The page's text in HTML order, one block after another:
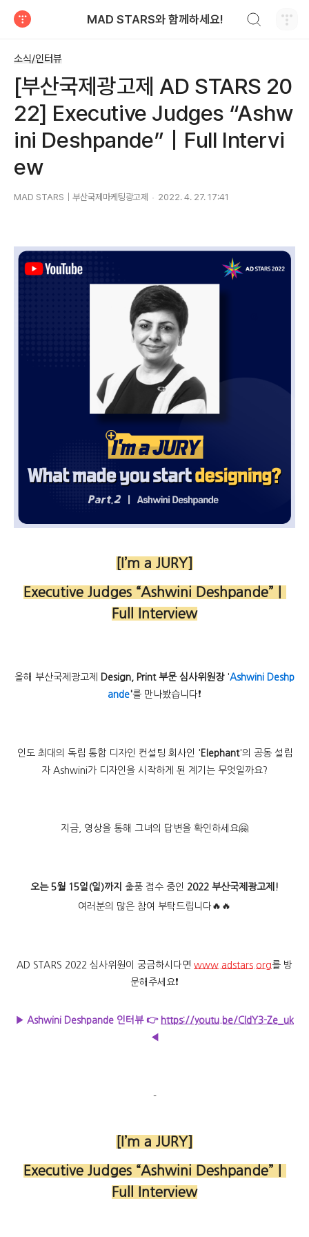
MAD STARS와 함께하세요!
소식/인터뷰
[부산국제광고제 AD STARS 20
22] Executive Judges “Ashw
ini Deshpande”｜Full Intervi
ew
MAD STARS｜부산국제마케팅광고제 2022. 4. 27. 17:41
[I’m a JURY]
Executive Judges “Ashwini Deshpande”｜
Full Interview
올해 부산국제광고제 Design, Print 부문 심사위원장'Ashwini Deshp
ande'를 만나봤습니다❗
인도 최대의 독립 통합 디자인 컨설팅 회사인 ' Elephant'의 공동 설립
자 Ashwini가 디자인을 시작하게 된 계기는 무엇일까요?
지금, 영상을 통해 그녀의 답변을 확인하세요🤗
오는 5월 15일(일)까지 출품 접수 중인 2022 부산국제광고제!
여러분의 많은 참여 부탁드립니다🔥🔥
AD STARS 2022 심사위원이 궁금하시다면 www.adstars.org를 방
문해주세요❗
▶ Ashwini Deshpande 인터뷰 👉 https://youtu.be/CldY3-Ze_uk
◀
-
[I’m a JURY]
Executive Judges “Ashwini Deshpande”｜
Full Interview